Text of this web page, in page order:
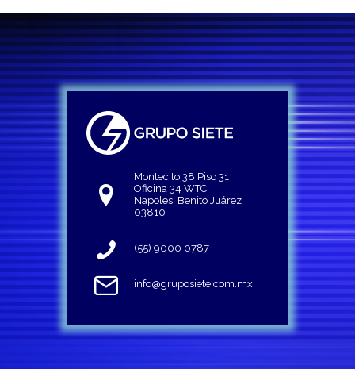
Montecito 38 Piso 31
Oficina 34 WTC
Napoles, Benito Juárez
03810
(55) 9000 0787
info@gruposiete.com.mx